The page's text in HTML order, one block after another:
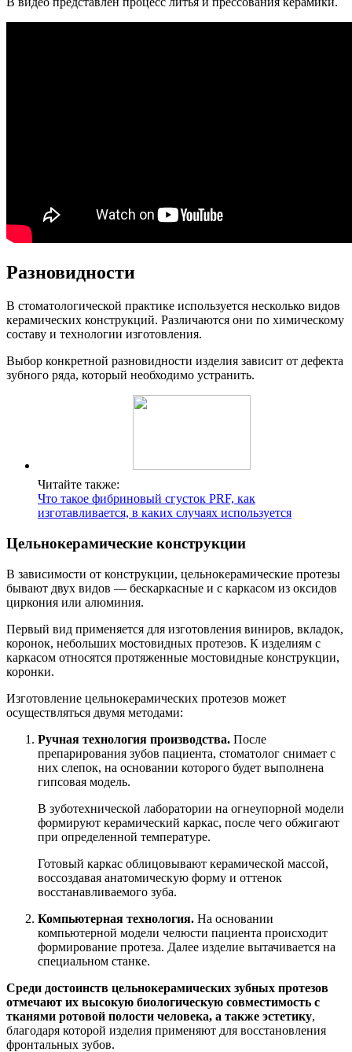
Разновидности
В стоматологической практике используется несколько видов
керамических конструкций. Различаются они по химическому
составу и технологии изготовления.
Выбор конкретной разновидности изделия зависит от дефекта
зубного ряда, который необходимо устранить.
Читайте также:
Что такое фибриновый сгусток PRF, как
изготавливается, в каких случаях используется
Цельнокерамические конструкции
В зависимости от конструкции, цельнокерамические протезы
бывают двух видов ― бескаркасные и с каркасом из оксидов
циркония или алюминия.
Первый вид применяется для изготовления виниров, вкладок,
коронок, небольших мостовидных протезов. К изделиям с
каркасом относятся протяженные мостовидные конструкции,
коронки.
Изготовление цельнокерамических протезов может
осуществляться двумя методами:
Ручная технология производства. После
препарирования зубов пациента, стоматолог снимает с
них слепок, на основании которого будет выполнена
гипсовая модель.
В зуботехнической лаборатории на огнеупорной модели
формируют керамический каркас, после чего обжигают
при определенной температуре.
Готовый каркас облицовывают керамической массой,
воссоздавая анатомическую форму и оттенок
восстанавливаемого зуба.
Компьютерная технология. На основании
компьютерной модели челюсти пациента происходит
формирование протеза. Далее изделие вытачивается на
специальном станке.
Среди достоинств цельнокерамических зубных протезов
отмечают их высокую биологическую совместимость с
тканями ротовой полости человека, а также эстетику,
благодаря которой изделия применяют для восстановления
фронтальных зубов.